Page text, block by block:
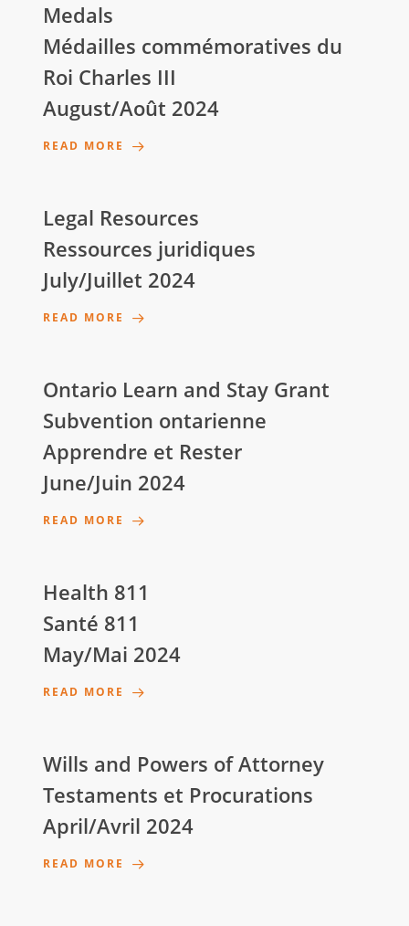
Medals
Médailles commémoratives du
Roi Charles III
August/Août 2024
READ MORE
Legal Resources
Ressources juridiques
July/Juillet 2024
READ MORE
Ontario Learn and Stay Grant
Subvention ontarienne
Apprendre et Rester
June/Juin 2024
READ MORE
Health 811
Santé 811
May/Mai 2024
READ MORE
Wills and Powers of Attorney
Testaments et Procurations
April/Avril 2024
READ MORE